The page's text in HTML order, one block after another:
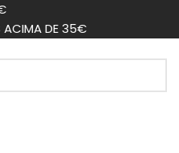
ACIMA DE 35€